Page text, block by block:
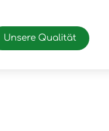
Unsere Qualität